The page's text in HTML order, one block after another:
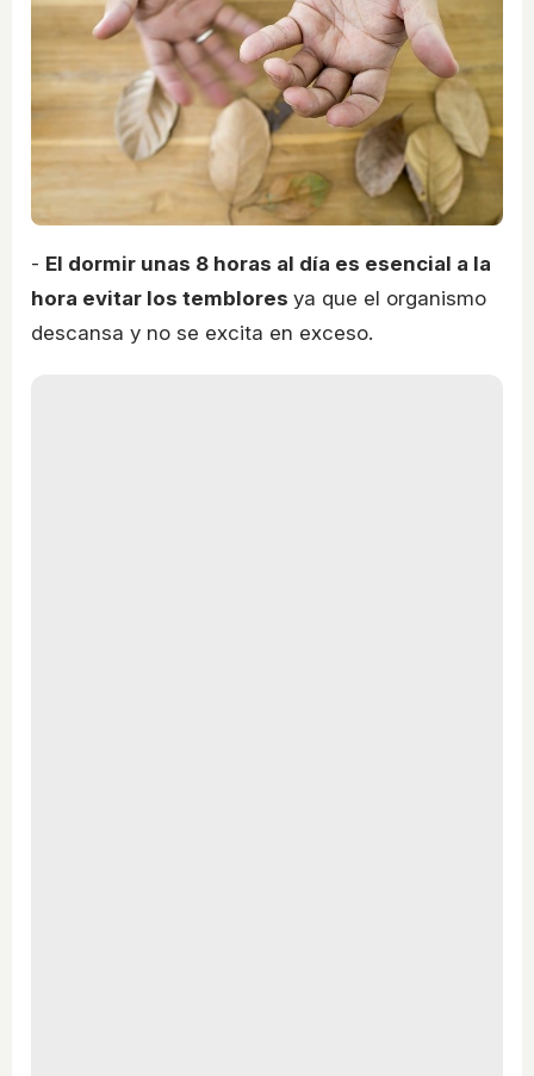
- El dormir unas 8 horas al día es esencial a la
hora evitar los temblores ya que el organismo
descansa y no se excita en exceso.